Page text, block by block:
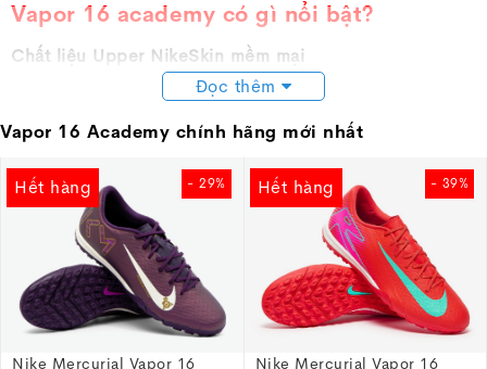
Vapor 16 academy có gì nổi bật?
Chất liệu Upper NikeSkin mềm mại
- Upper làm từ chất liệu NikeSkin dạng lưới, mềm mại
và linh hoạt, mang lại cảm giác bóng tốt.
- Lớp phủ bề mặt tăng độ ma sát, hỗ trợ kiểm soát
bóng tốt hơn trong các pha rê dắt và sút bóng ở tốc
độ cao.
Đế đinh dăm đa dụng (TF)
-Thiết kế đinh dăm hình thoi giúp bám sân tốt hơn
trên mặt sân cỏ nhân tạo.
Bộ đệm Air Zoom
Đọc thêm
Vapor 16 Academy chính hãng mới nhất
- 29%
Nike Mercurial Vapor 16
Hết hàng - 39%
Nike Mercurial Vapor 16
Hết hàng